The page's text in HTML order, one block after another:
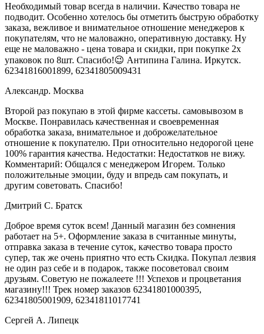
Необходимый товар всегда в наличии. Качество товара не
подводит. Особенно хотелось бы отметить быструю обработку
заказа, вежливое и внимательное отношение менеджеров к
покупателям, что не маловажно, оперативную доставку. Ну
еще не маловажно - цена товара и скидки, при покупке 2х
упаковок по 8шт. Спасибо!😉 Антипина Галина. Иркутск.
62341816001899, 62341805009431
Александр. Москва
Второй раз покупаю в этой фирме кассеты. самовывозом в
Москве. Понравилась качественная и своевременная
обработка заказа, внимательное и доброжелательное
отношение к покупателю. При относительно недорогой цене
100% гарантия качества. Недостатки: Недостатков не вижу.
Комментарий: Общался с менеджером Игорем. Только
положительные эмоции, буду и впредь сам покупать, и
другим советовать. Спасибо!
Дмитрий С. Братск
Доброе время суток всем! Данный магазин без сомнения
работает на 5+. Оформление заказа в считанные минуты,
отправка заказа в течение суток, качество товара просто
супер, так же очень приятно что есть Скидка. Покупал лезвия
не один раз себе и в подарок, также посоветовал своим
друзьям. Советую не пожалеете !!! Успехов и процветания
магазину!!! Трек номер заказов 62341801000395,
62341805001909, 62341811017741
Сергей А. Липецк